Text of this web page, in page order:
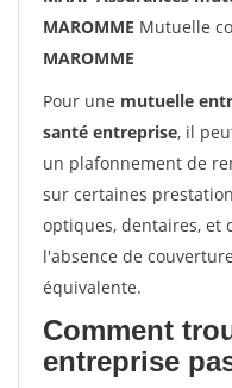
MAROMME Mutuelle
MAROMME
Pour une mutuelle
santé entreprise, il
un plafonnement de
sur certaines
optiques, dentaires, et
l'absence de
équivalente.
Comment
entreprise